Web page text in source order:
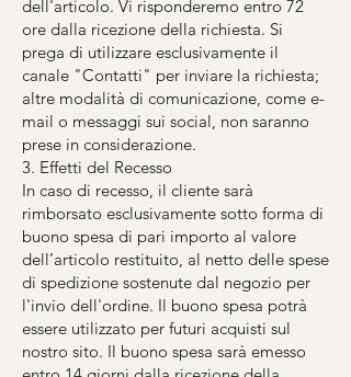
dell'articolo. Vi risponderemo entro 72
ore dalla ricezione della richiesta. Si
prega di utilizzare esclusivamente il
canale "Contatti" per inviare la richiesta;
altre modalità di comunicazione, come e-
mail o messaggi sui social, non saranno
prese in considerazione.
3. Effetti del Recesso
In caso di recesso, il cliente sarà
rimborsato esclusivamente sotto forma di
buono spesa di pari importo al valore
dell’articolo restituito, al netto delle spese
di spedizione sostenute dal negozio per
l'invio dell'ordine. Il buono spesa potrà
essere utilizzato per futuri acquisti sul
nostro sito. Il buono spesa sarà emesso